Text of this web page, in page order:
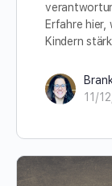
Erfahre
Kindern
11/